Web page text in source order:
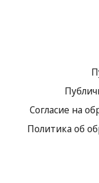
Согласие на
Политика об